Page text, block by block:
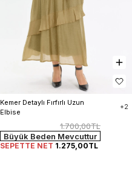
Kemer Detaylı Fırfırlı Uzun
Elbise
+2
1.700,00TL
Büyük Beden Mevcuttur
SEPETTE NET 1.275,00TL